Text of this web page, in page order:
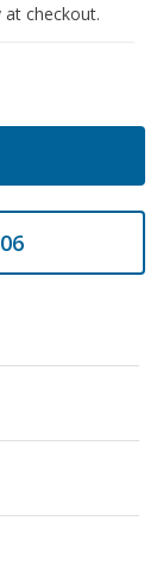
at checkout.